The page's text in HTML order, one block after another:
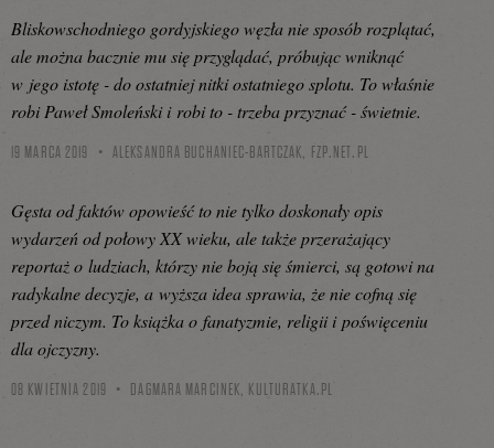
Bliskowschodniego gordyjskiego węzła nie sposób rozplątać,
ale można bacznie mu się przyglądać, próbując wniknąć
w jego istotę - do ostatniej nitki ostatniego splotu. To właśnie
robi Paweł Smoleński i robi to - trzeba przyznać - świetnie.
19 MARCA 2019 ALEKSANDRA BUCHANIEC-BARTCZAK, FZP.NET.PL
Gęsta od faktów opowieść to nie tylko doskonały opis
wydarzeń od połowy XX wieku, ale także przerażający
reportaż o ludziach, którzy nie boją się śmierci, są gotowi na
radykalne decyzje, a wyższa idea sprawia, że nie cofną się
przed niczym. To książka o fanatyzmie, religii i poświęceniu
dla ojczyzny.
08 KWIETNIA 2019 DAGMARA MARCINEK, KULTURATKA.PL